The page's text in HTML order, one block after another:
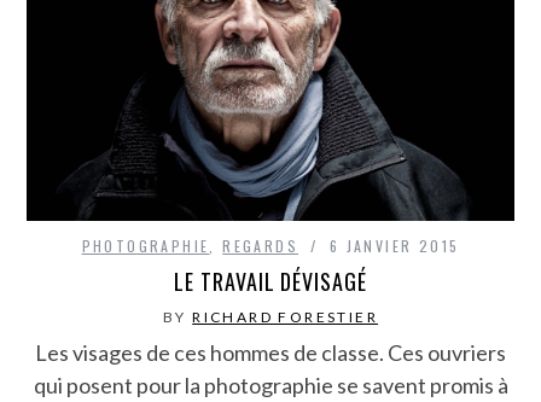
PHOTOGRAPHIE ,REGARDS 6 JANVIER 2015
LE TRAVAIL DÉVISAGÉ
BYRICHARD FORESTIER
Les visages de ces hommes de classe. Ces ouvriers
qui posent pour la photographie se savent promis à